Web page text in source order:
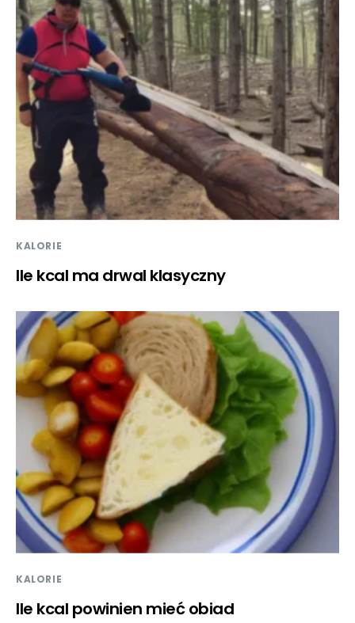
KALORIE
Ile kcal ma drwal klasyczny
KALORIE
Ile kcal powinien mieć obiad